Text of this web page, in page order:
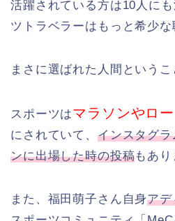
活躍されている方は10人に
ツトラベラーはもっと希少な
まさに選ばれた人間というこ
スポーツはマラソンやロ
にされていて、 インスタグ
ンに出場した時の投稿もあり
また、福田萌子さん自身アデ